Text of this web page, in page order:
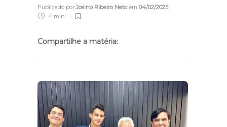
Publicado porJosino Ribeiro Netoem 04/02/2025
4 min
Compartilhe a matéria: